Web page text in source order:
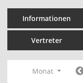
Informationen
Vertreter
Monat